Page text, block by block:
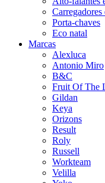
Porta-chaves
Eco natal
Marcas
Alexluca
Antonio Miro
B&C
Fruit Of The
Gildan
Keya
Orizons
Result
Roly
Russell
Workteam
Velilla